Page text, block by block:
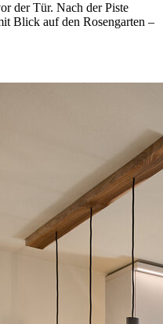
der Tür. Nach der Piste
Blick auf den Rosengarten –